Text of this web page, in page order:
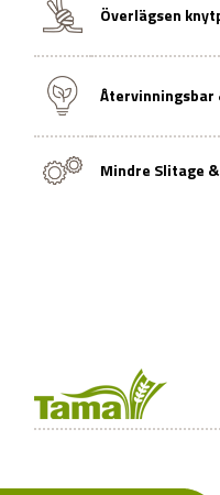
Överlägsen
Återvinningsbar
Mindre Slitage